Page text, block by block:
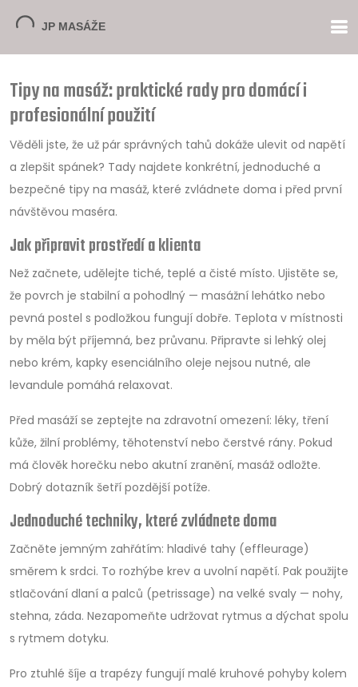
Tipy na masáž: praktické rady pro domácí i
profesionální použití
Věděli jste, že už pár správných tahů dokáže ulevit od napětí
a zlepšit spánek? Tady najdete konkrétní, jednoduché a
bezpečné tipy na masáž, které zvládnete doma i před první
návštěvou maséra.
Jak připravit prostředí a klienta
Než začnete, udělejte tiché, teplé a čisté místo. Ujistěte se,
že povrch je stabilní a pohodlný — masážní lehátko nebo
pevná postel s podložkou fungují dobře. Teplota v místnosti
by měla být příjemná, bez průvanu. Připravte si lehký olej
nebo krém, kapky esenciálního oleje nejsou nutné, ale
levandule pomáhá relaxovat.
Před masáží se zeptejte na zdravotní omezení: léky, tření
kůže, žilní problémy, těhotenství nebo čerstvé rány. Pokud
má člověk horečku nebo akutní zranění, masáž odložte.
Dobrý dotazník šetří pozdější potíže.
Jednoduché techniky, které zvládnete doma
Začněte jemným zahřátím: hladivé tahy (effleurage)
směrem k srdci. To rozhýbe krev a uvolní napětí. Pak použijte
stlačování dlaní a palců (petrissage) na velké svaly — nohy,
stehna, záda. Nezapomeňte udržovat rytmus a dýchat spolu
s rytmem dotyku.
Pro ztuhlé šíje a trapézy fungují malé kruhové pohyby kolem